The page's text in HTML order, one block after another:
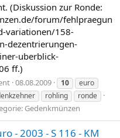
(Diskussion zur Ronde:
forum/fehlpraegun
variationen/158-
dezentrierungen-
uberblick-
ff.)
08.08.2009 10
euro
rohling ronde
Gedenkmünzen
- 2003 - S 116 - KM